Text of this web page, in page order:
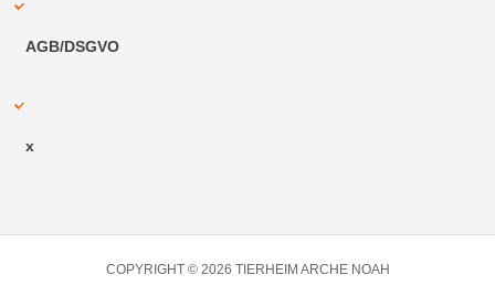
AGB/DSGVO
x
COPYRIGHT © 2026 TIERHEIM ARCHE NOAH